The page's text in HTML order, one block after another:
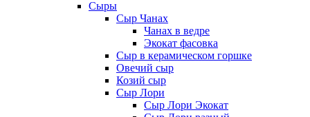
Сыры
Сыр Чанах
Чанах в ведре
Экокат фасовка
Сыр в керамическом горшке
Овечий сыр
Козий сыр
Сыр Лори
Сыр Лори Экокат